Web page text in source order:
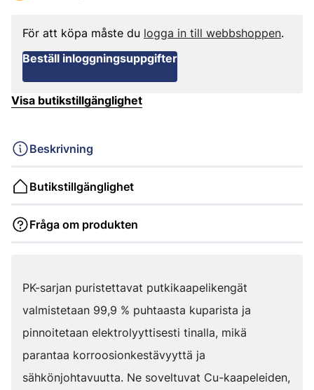
För att köpa måste du logga in till webbshoppen.
Beställ inloggningsuppgifter
Visa butikstillgänglighet
Beskrivning
Butikstillgänglighet
Fråga om produkten
PK-sarjan puristettavat putkikaapelikengät
valmistetaan 99,9 % puhtaasta kuparista ja
pinnoitetaan elektrolyyttisesti tinalla, mikä
parantaa korroosionkestävyyttä ja
sähkönjohtavuutta. Ne soveltuvat Cu-kaapeleiden,